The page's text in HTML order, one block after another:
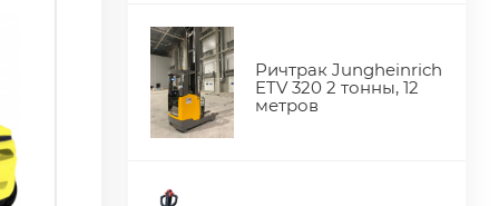
Ричтрак Jungheinrich
ETV 320 2 тонны, 12
метров